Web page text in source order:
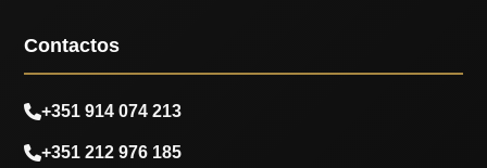
Contactos
+351 914 074 213
+351 212 976 185